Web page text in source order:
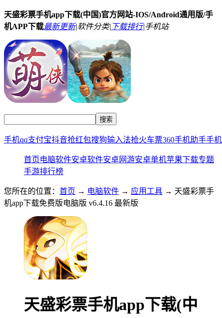
天盛彩票手机app下载(中国)官方网站-IOS/Android通用版/手
机APP下载最新更新|软件分类| 下载排行|手机站
手机qq支付宝抖音抢红包搜狗输入法抢火车票360手机助手手
首页电脑软件安卓软件安卓网游安卓单机苹果下载专题
手游排行榜
您所在的位置： 首页 → 电脑软件 → 应用工具 → 天盛彩票手
机app下载免费版电脑版 v6.4.16 最新版
天盛彩票手机app下载(中